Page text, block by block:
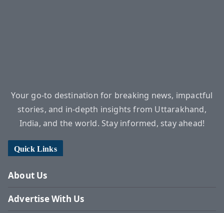
Your go-to destination for breaking news, impactful
stories, and in-depth insights from Uttarakhand,
India, and the world. Stay informed, stay ahead!
Quick Links
About Us
Advertise With Us